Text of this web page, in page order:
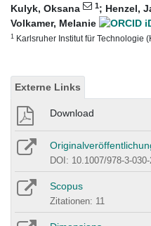
Kulyk, Oksana 1; Henzel,
Volkamer, Melanie
1 Karlsruher Institut für Technologie
Externe Links
Download
DOI: 10.1007/978-3-
Scopus
Zitationen: 11